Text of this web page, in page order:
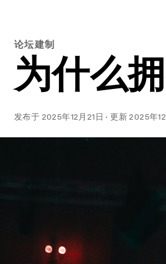
论坛建制
为什么
发布于 2025年12月21日 ·更新2025年